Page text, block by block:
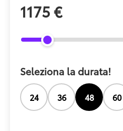
1175 €
Seleziona la durata!
24 36 48 60